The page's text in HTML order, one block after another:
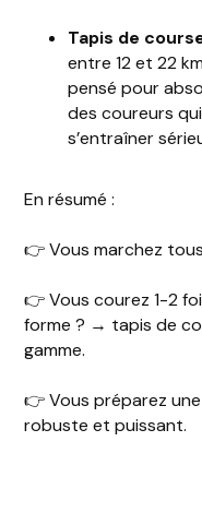
Tapis de
entre 12 et 22
pensé pour
des coureurs
s’entraîner
En résumé :
👉 Vous marchez
👉 Vous courez 1-2
forme ? → tapis de
gamme.
👉 Vous préparez
robuste et puissant.